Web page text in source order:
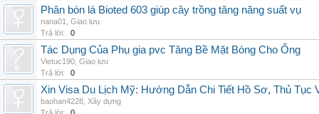
Phân bón lá Bioted 603 giúp cây trồng tăng năng suất vụ
nana01
Giao lưu
Trả lời:
0
Tác Dụng Của Phụ gia pvc Tăng Bề Mặt Bóng Cho Ống
Vietuc190 Giao lưu
Trả lời:
0
Xin Visa Du Lịch Mỹ: Hướng Dẫn Chi Tiết Hồ Sơ, Thủ Tục
baohan4228 Xây dựng